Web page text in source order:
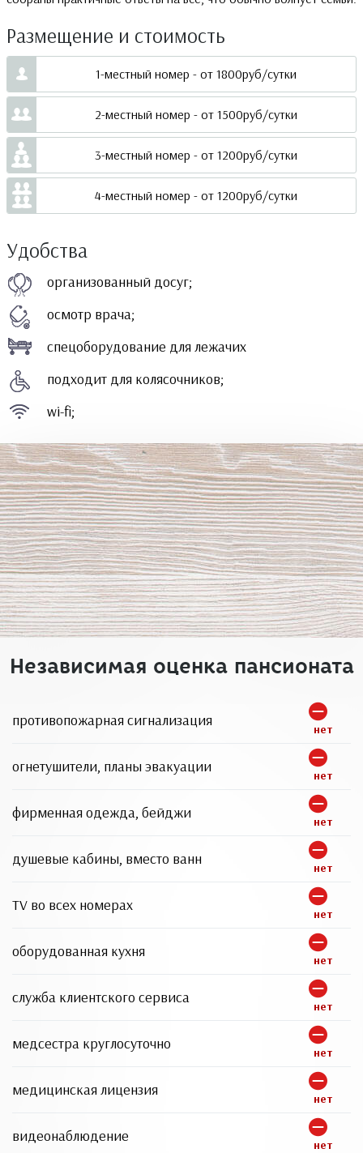
Размещение и стоимость
1-местный номер - от 1800руб/сутки
2-местный номер - от 1500руб/сутки
3-местный номер - от 1200руб/сутки
4-местный номер - от 1200руб/сутки
Удобства
организованный досуг;
осмотр врача;
спецоборудование для лежачих
подходит для колясочников;
wi-fi;
Независимая оценка пансионата
противопожарная сигнализация нет
огнетушители, планы эвакуации нет
фирменная одежда, бейджи нет
душевые кабины, вместо ванн нет
TV во всех номерах нет
оборудованная кухня нет
служба клиентского сервиса нет
медсестра круглосуточно нет
медицинская лицензия нет
видеонаблюдение нет